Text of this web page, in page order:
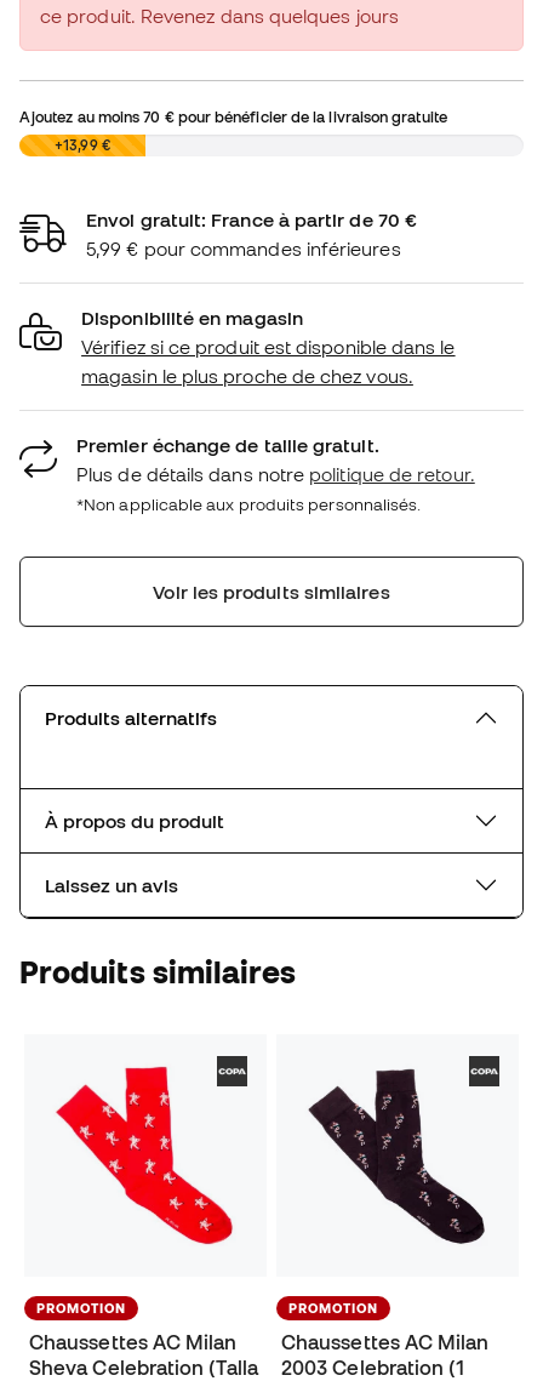
ce produit. Revenez dans quelques jours
Ajoutez au moins70 €pour bénéficier de la livraison gratuite
0,00 €+13,99 €
Envoi gratuit: France à partir de 70 €
5,99 € pour commandes inférieures
Disponibilité en magasin
Vérifiez si ce produit est disponible dans le
magasin le plus proche de chez vous.
Premier échange de taille gratuit.
Plus de détails dans notre politique de retour.
*Non applicable aux produits personnalisés.
Voir les produits similaires
Produits alternatifs
À propos du produit
Laissez un avis
Produits similaires
PROMOTION
Chaussettes AC Milan
Sheva Celebration (Talla
PROMOTION
Chaussettes AC Milan
2003 Celebration (1